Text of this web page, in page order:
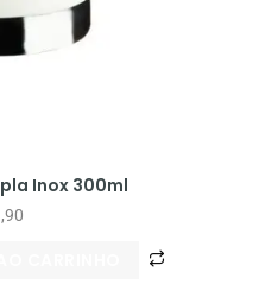
Inox 300ml